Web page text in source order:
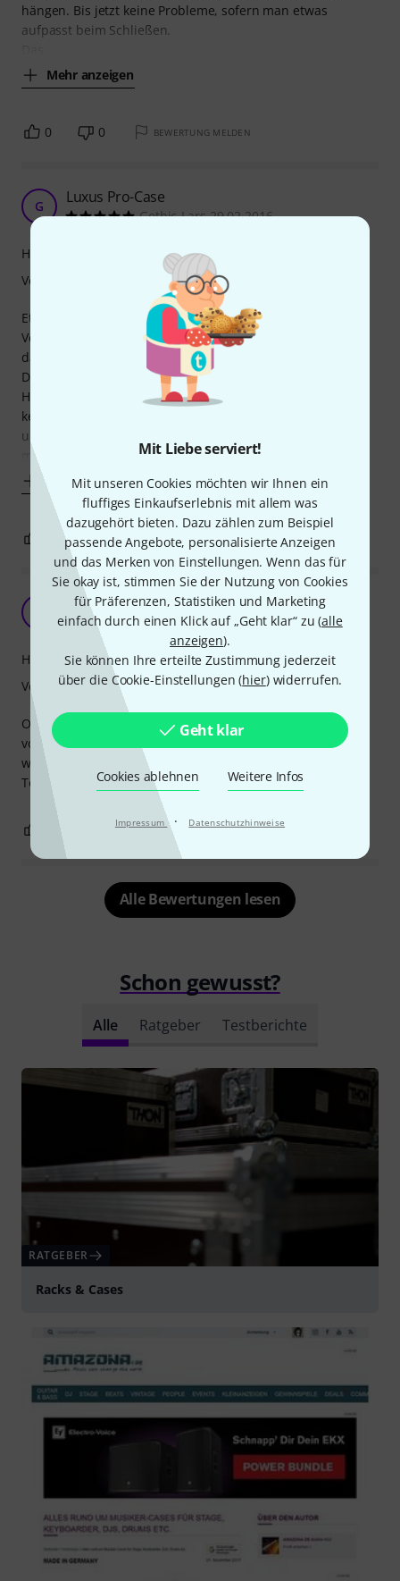
Mit Liebe serviert!
Mit unseren Cookies möchten wir Ihnen ein
fluffiges Einkaufserlebnis mit allem was
dazugehört bieten. Dazu zählen zum Beispiel
passende Angebote, personalisierte Anzeigen
und das Merken von Einstellungen. Wenn das für
Sie okay ist, stimmen Sie der Nutzung von Cookies
für Präferenzen, Statistiken und Marketing
einfach durch einen Klick auf „Geht klar“ zu (alle
anzeigen).
Sie können Ihre erteilte Zustimmung jederzeit
über die Cookie-Einstellungen (hier) widerrufen.
Geht klar
Cookies ablehnen Weitere Infos
Impressum · Datenschutzhinweise
hängen. Bis jetzt keine Probleme, sofern man etwas
aufpasst beim Schließen.
Mehr anzeigen
0 0 BEWERTUNG MELDEN
G Luxus Pro-Case
Gothic-Lars 29.02.2016
Etwas besseres und stabileres wird man kaum finden. Die
Verarbeitung ist in jeder Hinsicht absolut hochwertig und
das Case ist jeden Cent wert!
Der Koffergriff ist sehr bequem zu tragen und bietet guten
Halt in der Hand. Bei der Größe nicht ganz unwichtig, das
kenne ich auch anders und dann wird es recht
unangenehm wenn man das Case über längere Zeit tragen
muss.
Mehr anzeigen
Handling
Verarbeitung
0 BEWERTUNG MELDEN
Viel Platz
D. Lay 25.01.2022
Ok, das ist wirklich groß. Genügend Platz für alles. Hatte
vorher eine Nummer kleiner (etwa halb so groß) und das
wurde langsam etwas eng.
Top Verarbeitet wie immer!
Handling
Verarbeitung
BEWERTUNG MELDEN
Alle Bewertungen lesen
Schon gewusst?
Alle Ratgeber Testberichte
RATGEBER
Racks & Cases